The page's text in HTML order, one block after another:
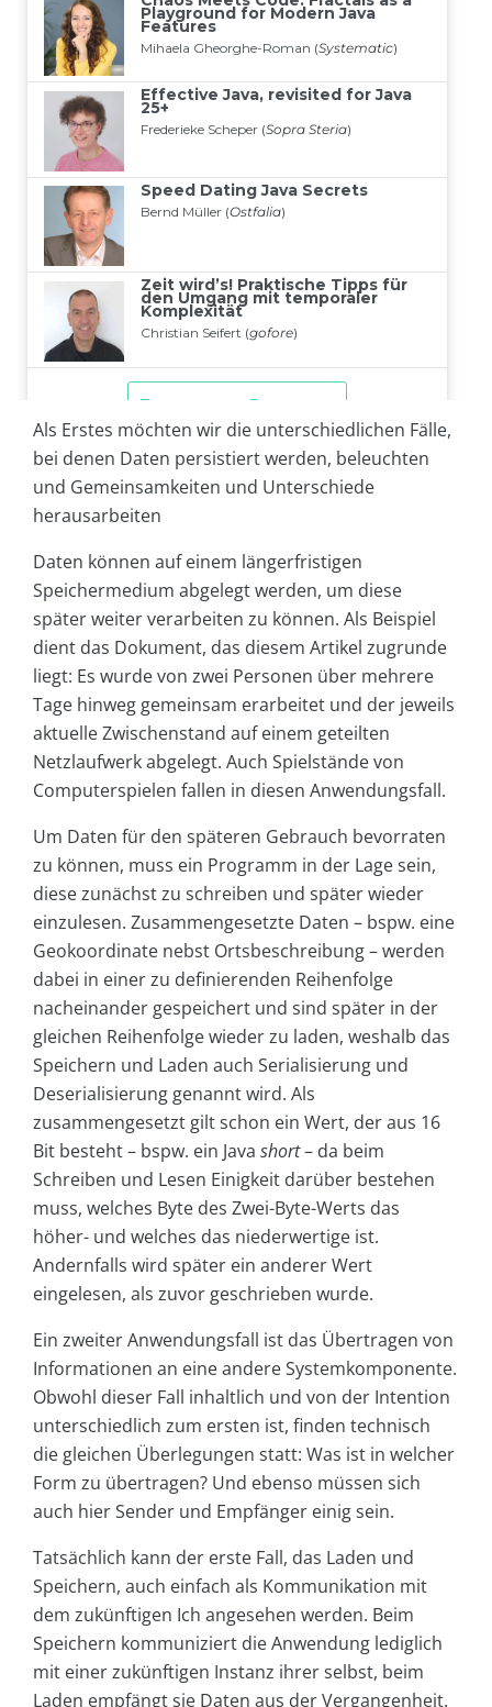
Als Erstes möchten wir die unterschiedlichen Fälle,
bei denen Daten persistiert werden, beleuchten
und Gemeinsamkeiten und Unterschiede
herausarbeiten
Daten können auf einem längerfristigen
Speichermedium abgelegt werden, um diese
später weiter verarbeiten zu können. Als Beispiel
dient das Dokument, das diesem Artikel zugrunde
liegt: Es wurde von zwei Personen über mehrere
Tage hinweg gemeinsam erarbeitet und der jeweils
aktuelle Zwischenstand auf einem geteilten
Netzlaufwerk abgelegt. Auch Spielstände von
Computerspielen fallen in diesen Anwendungsfall.
Um Daten für den späteren Gebrauch bevorraten
zu können, muss ein Programm in der Lage sein,
diese zunächst zu schreiben und später wieder
einzulesen. Zusammengesetzte Daten – bspw. eine
Geokoordinate nebst Ortsbeschreibung – werden
dabei in einer zu definierenden Reihenfolge
nacheinander gespeichert und sind später in der
gleichen Reihenfolge wieder zu laden, weshalb das
Speichern und Laden auch Serialisierung und
Deserialisierung genannt wird. Als
zusammengesetzt gilt schon ein Wert, der aus 16
Bit besteht – bspw. ein Java short– da beim
Schreiben und Lesen Einigkeit darüber bestehen
muss, welches Byte des Zwei-Byte-Werts das
höher- und welches das niederwertige ist.
Andernfalls wird später ein anderer Wert
eingelesen, als zuvor geschrieben wurde.
Ein zweiter Anwendungsfall ist das Übertragen von
Informationen an eine andere Systemkomponente.
Obwohl dieser Fall inhaltlich und von der Intention
unterschiedlich zum ersten ist, finden technisch
die gleichen Überlegungen statt: Was ist in welcher
Form zu übertragen? Und ebenso müssen sich
auch hier Sender und Empfänger einig sein.
Tatsächlich kann der erste Fall, das Laden und
Speichern, auch einfach als Kommunikation mit
dem zukünftigen Ich angesehen werden. Beim
Speichern kommuniziert die Anwendung lediglich
mit einer zukünftigen Instanz ihrer selbst, beim
Laden empfängt sie Daten aus der Vergangenheit.